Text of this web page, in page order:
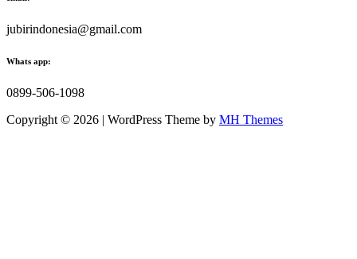
jubirindonesia@gmail.com
Whats app:
0899-506-1098
Copyright © 2026 | WordPress Theme by MH Themes